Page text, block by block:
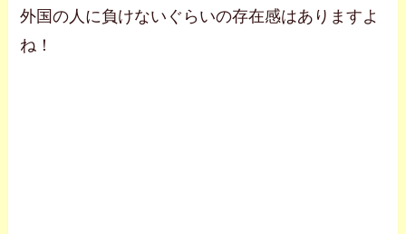
外国の人に負けないぐらいの存在感はありますよ
ね！